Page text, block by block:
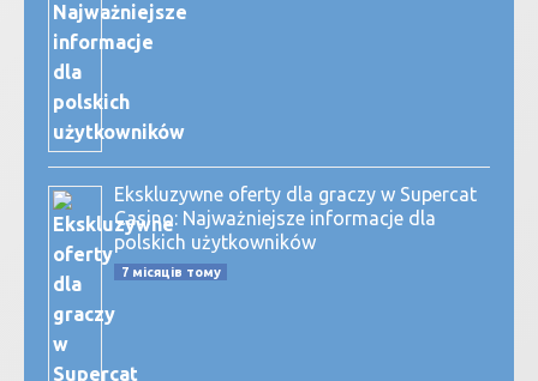
Ekskluzywne oferty dla graczy w Supercat
Casino: Najważniejsze informacje dla
polskich użytkowników
7 місяців тому